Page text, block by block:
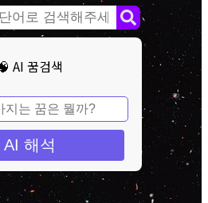
AI 꿈검색
AI 해석